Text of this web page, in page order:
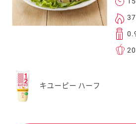
キユーピー ハーフ